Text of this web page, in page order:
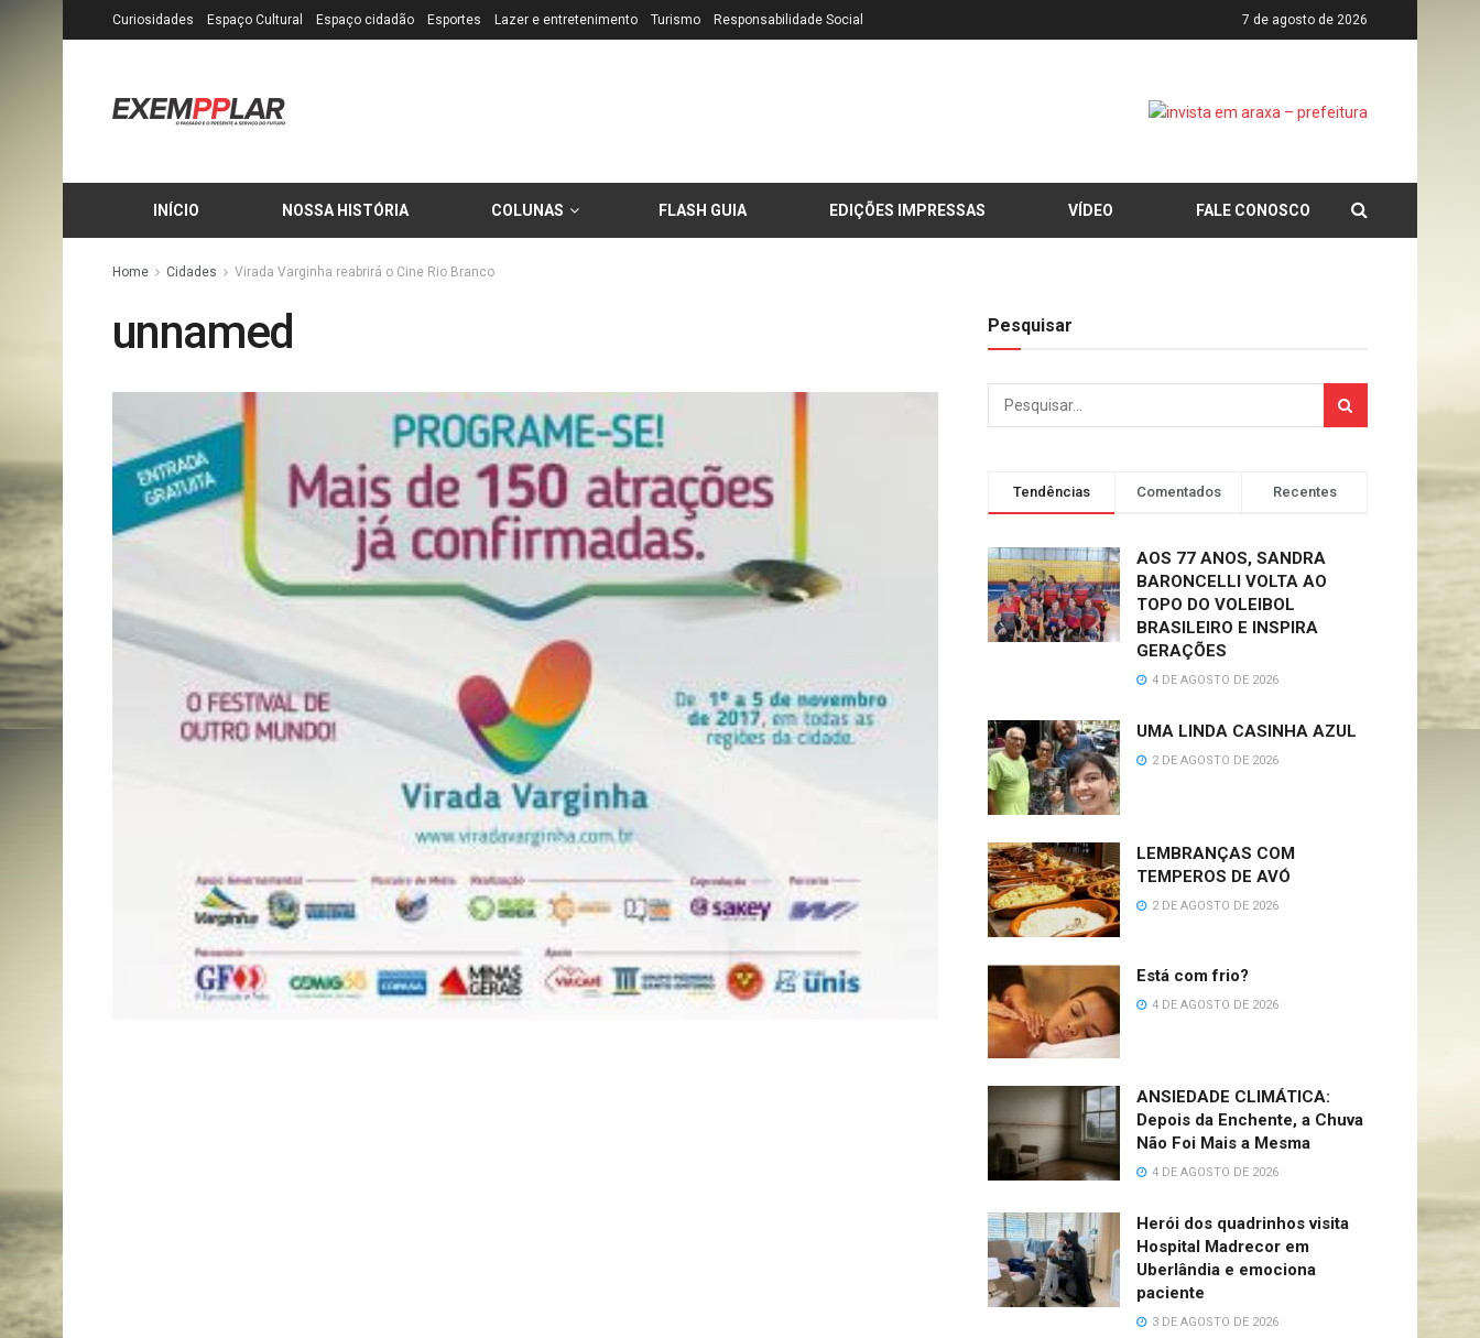
Curiosidades Espaço Cultural Espaço cidadão Esportes Lazer e entretenimento Turismo Responsabilidade Social 7 de agosto de 2026
INÍCIO NOSSA HISTÓRIA COLUNAS FLASH GUIA EDIÇÕES IMPRESSAS VÍDEO FALE CONOSCO
Home Cidades Virada Varginha reabrirá o Cine Rio Branco
unnamed Pesquisar
Tendências Comentados Recentes
AOS 77 ANOS, SANDRA
BARONCELLI VOLTA AO
TOPO DO VOLEIBOL
BRASILEIRO E INSPIRA
GERAÇÕES
4 DE AGOSTO DE 2026
UMA LINDA CASINHA AZUL
2 DE AGOSTO DE 2026
LEMBRANÇAS COM
TEMPEROS DE AVÓ
2 DE AGOSTO DE 2026
Está com frio?
4 DE AGOSTO DE 2026
ANSIEDADE CLIMÁTICA:
Depois da Enchente, a Chuva
Não Foi Mais a Mesma
4 DE AGOSTO DE 2026
Herói dos quadrinhos visita
Hospital Madrecor em
Uberlândia e emociona
paciente
3 DE AGOSTO DE 2026